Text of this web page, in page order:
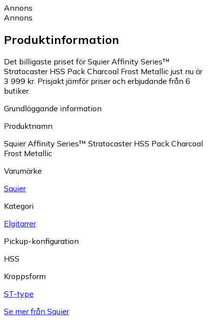
Annons
Annons
Produktinformation
Det billigaste priset för Squier Affinity Series™
Stratocaster HSS Pack Charcoal Frost Metallic just nu är
3 999 kr. Prisjakt jämför priser och erbjudande från 6
butiker.
Grundläggande information
Produktnamn
Squier Affinity Series™ Stratocaster HSS Pack Charcoal
Frost Metallic
Varumärke
Squier
Kategori
Elgitarrer
Pickup-konfiguration
HSS
Kroppsform
ST-type
Se mer från Squier